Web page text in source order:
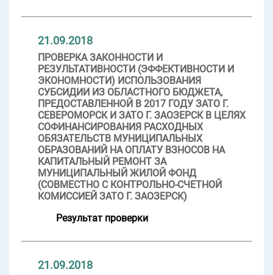
21.09.2018
ПРОВЕРКА ЗАКОННОСТИ И
РЕЗУЛЬТАТИВНОСТИ (ЭФФЕКТИВНОСТИ И
ЭКОНОМНОСТИ) ИСПОЛЬЗОВАНИЯ
СУБСИДИИ ИЗ ОБЛАСТНОГО БЮДЖЕТА,
ПРЕДОСТАВЛЕННОЙ В 2017 ГОДУ ЗАТО Г.
СЕВЕРОМОРСК И ЗАТО Г. ЗАОЗЕРСК В ЦЕЛЯХ
СОФИНАНСИРОВАНИЯ РАСХОДНЫХ
ОБЯЗАТЕЛЬСТВ МУНИЦИПАЛЬНЫХ
ОБРАЗОВАНИЙ НА ОПЛАТУ ВЗНОСОВ НА
КАПИТАЛЬНЫЙ РЕМОНТ ЗА
МУНИЦИПАЛЬНЫЙ ЖИЛОЙ ФОНД
(СОВМЕСТНО С КОНТРОЛЬНО-СЧЕТНОЙ
КОМИССИЕЙ ЗАТО Г. ЗАОЗЕРСК)
Результат проверки
21.09.2018